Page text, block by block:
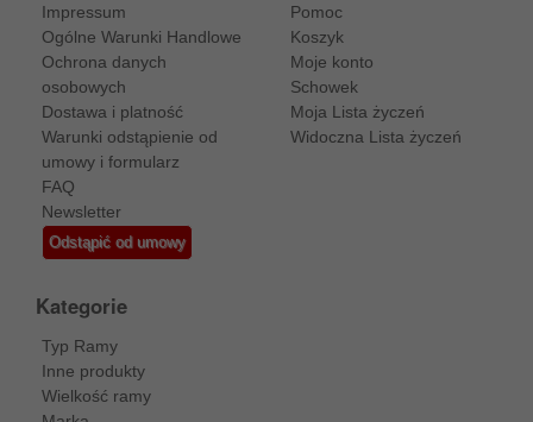
Impressum
Ogólne Warunki Handlowe
Ochrona danych
osobowych
Dostawa i platność
Warunki odstąpienie od
umowy i formularz
FAQ
Newsletter
Odstąpić od umowy
Pomoc
Koszyk
Moje konto
Schowek
Moja Lista życzeń
Widoczna Lista życzeń
Kategorie
Typ Ramy
Inne produkty
Wielkość ramy